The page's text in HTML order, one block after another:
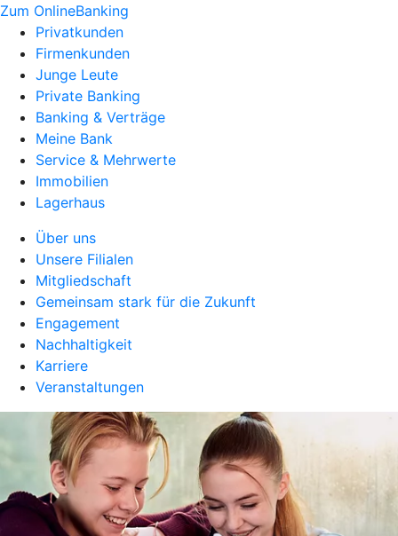
Zum OnlineBanking
Privatkunden
Firmenkunden
Junge Leute
Private Banking
Banking & Verträge
Meine Bank
Service & Mehrwerte
Immobilien
Lagerhaus
Über uns
Unsere Filialen
Mitgliedschaft
Gemeinsam stark für die Zukunft
Engagement
Nachhaltigkeit
Karriere
Veranstaltungen